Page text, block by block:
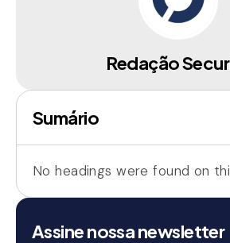
Redação
Sumário
No headings were found on
Assine nossa newsletter